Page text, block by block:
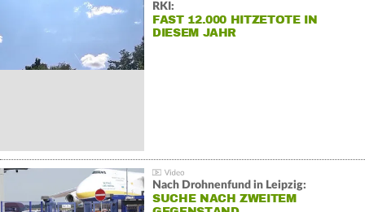
RKI:
FAST 12.000 HITZETOTE IN
DIESEM JAHR
Nach Drohnenfund in Leipzig:
SUCHE NACH ZWEITEM